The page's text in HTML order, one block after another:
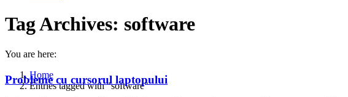
Tag Archives: software
You are here:
Home
Entries tagged with "software"
Probleme cu cursorul laptopului